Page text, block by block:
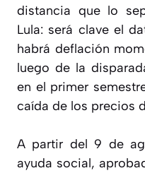
distancia que lo
Lula: será clave el
habrá deflación
luego de la
en el primer
caída de los precios
A partir del 9 de
ayuda social,